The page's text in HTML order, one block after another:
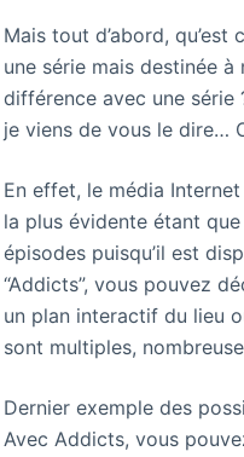
Mais tout d’abord, qu’est
une série mais destinée à
différence avec une série
je viens de vous le dire…
En effet, le média
la plus évidente étant
épisodes puisqu’il est
“Addicts”, vous pouvez
un plan interactif du lieu
sont multiples,
Dernier exemple des
Avec Addicts, vous